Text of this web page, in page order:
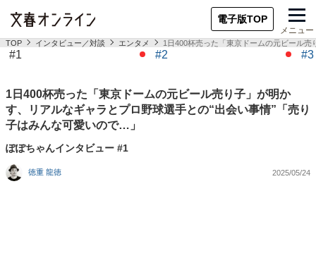
電子版TOP
メニュー
TOP インタビュー／対談 エンタメ 1日400杯売った「東京ドームの元ビール
#1 #2 #3
1日400杯売った「東京ドームの元ビール売り子」が明か
す、リアルなギャラとプロ野球選手との“出会い事情”「売り
子はみんな可愛いので…」
ぽぽちゃんインタビュー #1
徳重 龍徳 2025/05/24